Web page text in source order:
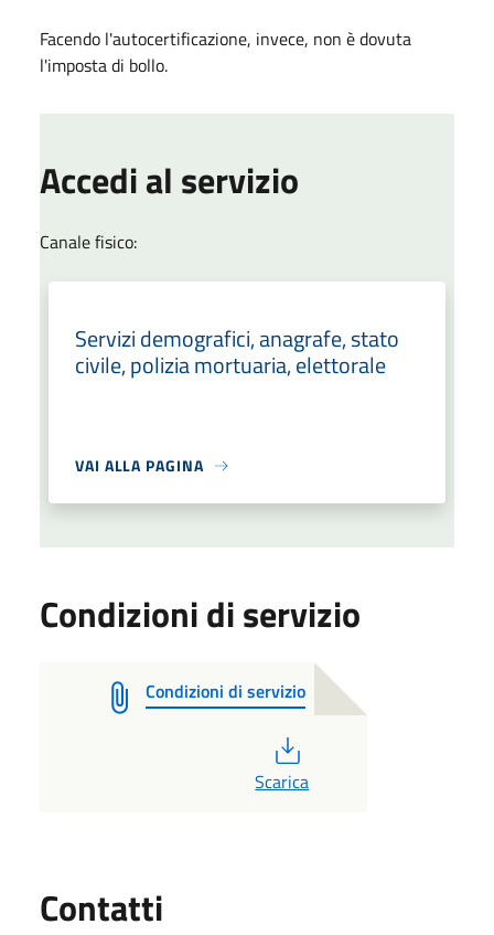
Facendo l'autocertificazione, invece, non è dovuta
l'imposta di bollo.
Accedi al servizio
Canale fisico:
Servizi demografici, anagrafe, stato
civile, polizia mortuaria, elettorale
VAI ALLA PAGINA
Condizioni di servizio
Condizioni di servizio
Scarica
Contatti